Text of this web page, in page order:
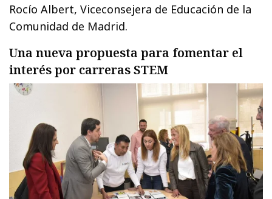
Rocío Albert, Viceconsejera de Educación de la
Comunidad de Madrid.
Una nueva propuesta para fomentar el
interés por carreras STEM